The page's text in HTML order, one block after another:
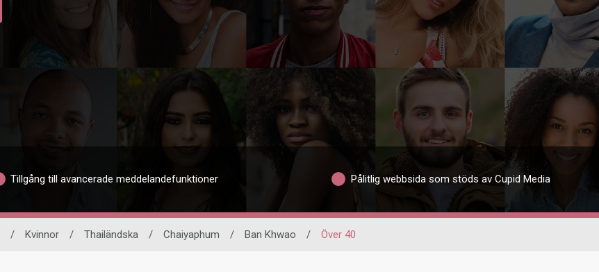
Tillgång till avancerade meddelandefunktioner Pålitlig webbsida som stöds av Cupid Media
/ Kvinnor / Thailändska / Chaiyaphum / Ban Khwao / Över 40